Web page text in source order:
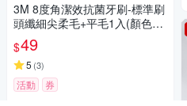
3M 8度角潔效抗菌牙刷-標準刷
頭纖細尖柔毛+平毛1入(顏色隨
機)
$49
5 (3)
活動 券